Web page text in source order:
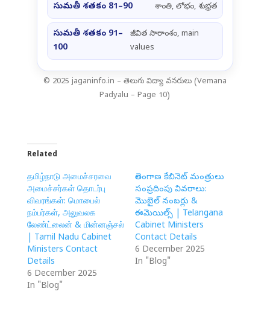
సుమతీ శతకం 81–90 శాంతి, లోభం, శుభ్రత
సుమతీ శతకం 91–
100
జీవిత సారాంశం, main
values
© 2025 jaganinfo.in – తెలుగు విద్యా వనరులు (Vemana
Padyalu – Page 10)
Related
தமிழ்நாடு அமைச்சரவை
அமைச்சர்கள் தொடர்பு
விவரங்கள்: மொபைல்
நம்பர்கள், அலுவலக
லேண்ட்லைன் & மின்னஞ்சல்
| Tamil Nadu Cabinet
Ministers Contact
Details
6 December 2025
In "Blog"
తెలంగాణ కేబినెట్ మంత్రులు
సంప్రదింపు వివరాలు:
మొబైల్ నంబర్లు &
ఈమెయిల్స్ | Telangana
Cabinet Ministers
Contact Details
6 December 2025
In "Blog"